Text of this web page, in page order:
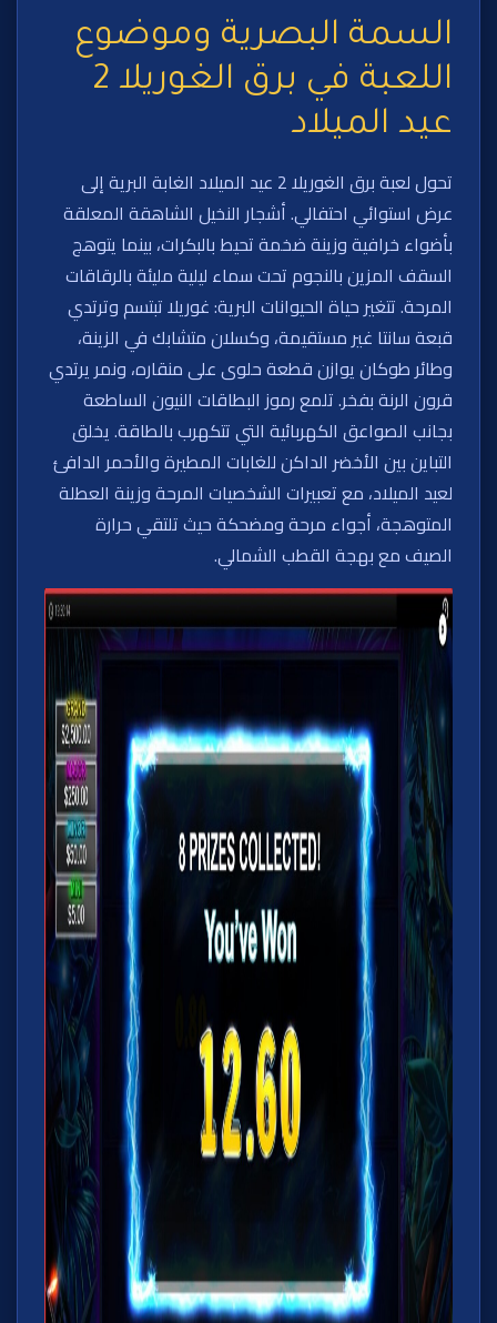
السمة البصرية وموضوع
اللعبة في برق الغوريلا 2
عيد الميلاد
تحول لعبة برق الغوريلا 2 عيد الميلاد الغابة البرية إلى
عرض استوائي احتفالي. أشجار النخيل الشاهقة المعلقة
بأضواء خرافية وزينة ضخمة تحيط بالبكرات، بينما يتوهج
السقف المزين بالنجوم تحت سماء ليلية مليئة بالرقاقات
المرحة. تتغير حياة الحيوانات البرية: غوريلا تبتسم وترتدي
قبعة سانتا غير مستقيمة، وكسلان متشابك في الزينة،
وطائر طوكان يوازن قطعة حلوى على منقاره، ونمر يرتدي
قرون الرنة بفخر. تلمع رموز البطاقات النيون الساطعة
بجانب الصواعق الكهربائية التي تتكهرب بالطاقة. يخلق
التباين بين الأخضر الداكن للغابات المطيرة والأحمر الدافئ
لعيد الميلاد، مع تعبيرات الشخصيات المرحة وزينة العطلة
المتوهجة، أجواء مرحة ومضحكة حيث تلتقي حرارة
الصيف مع بهجة القطب الشمالي.